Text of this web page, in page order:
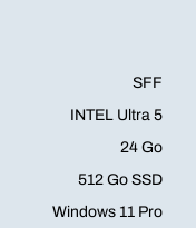
SFF
INTEL Ultra 5
24 Go
512 Go SSD
Windows 11 Pro